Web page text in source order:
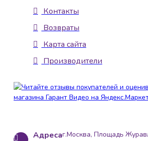
Контакты
Возвраты
Карта сайта
Производители
Адресаг.Москва, Площадь